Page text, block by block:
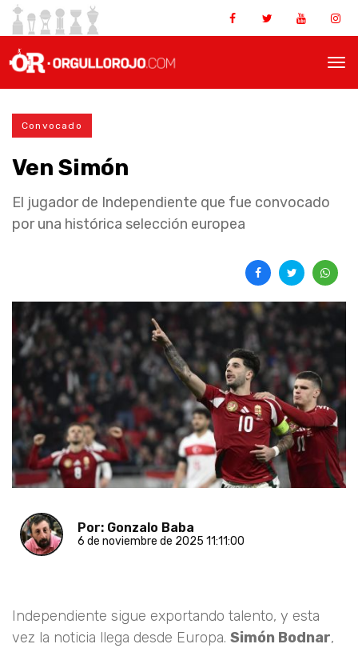
Convocado
Ven Simón
El jugador de Independiente que fue convocado
por una histórica selección europea
Por: Gonzalo Baba
6 de noviembre de 2025 11:11:00
Independiente sigue exportando talento, y esta
vez la noticia llega desde Europa. Simón Bodnar,